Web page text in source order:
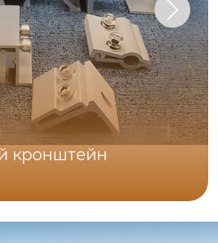
кронштейн